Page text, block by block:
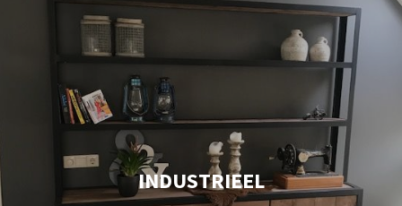
INDUSTRIEEL